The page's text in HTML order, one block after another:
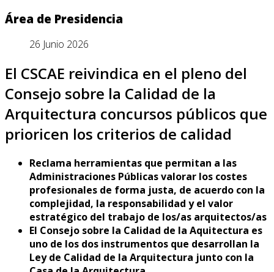
Área de Presidencia
26 Junio 2026
El CSCAE reivindica en el pleno del
Consejo sobre la Calidad de la
Arquitectura concursos públicos que
prioricen los criterios de calidad
Reclama herramientas que permitan a las
Administraciones Públicas valorar los costes
profesionales de forma justa, de acuerdo con la
complejidad, la responsabilidad y el valor
estratégico del trabajo de los/as arquitectos/as
El Consejo sobre la Calidad de la Aquitectura es
uno de los dos instrumentos que desarrollan la
Ley de Calidad de la Arquitectura junto con la